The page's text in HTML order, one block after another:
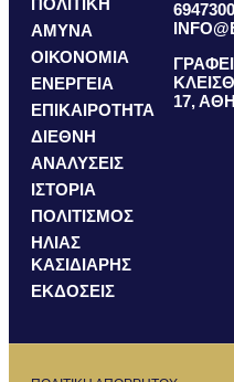
ΑΜΥΝΑ
ΟΙΚΟΝΟΜΙΑ
ΕΝΕΡΓΕΙΑ
ΕΠΙΚΑΙΡΟΤΗΤΑ
ΔΙΕΘΝΗ
ΑΝΑΛΥΣΕΙΣ
ΙΣΤΟΡΙΑ
ΠΟΛΙΤΙΣΜΟΣ
ΗΛΙΑΣ
ΚΑΣΙΔΙΑΡΗΣ
ΕΚΔΟΣΕΙΣ
17,